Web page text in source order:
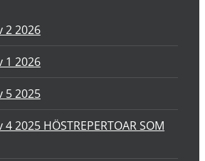
2 2026
1 2026
5 2025
2025 HÖSTREPERTOAR SOM